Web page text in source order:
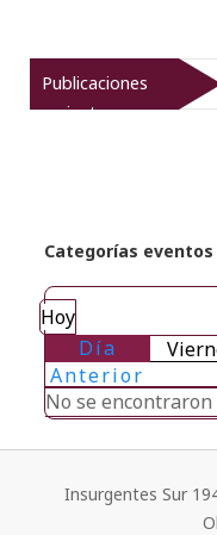
Publicaciones
recientes
el patrimonio
Categorías eventos
Hoy
Día
Anterior
No se encontraron
Insurgentes Sur